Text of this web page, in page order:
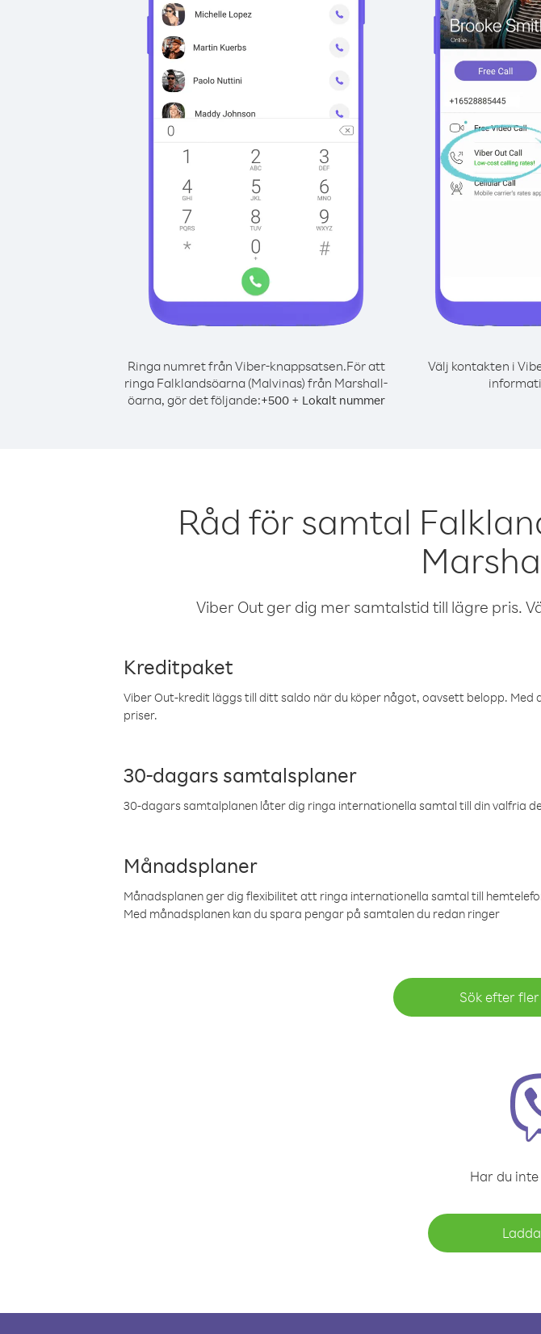
Ringa numret från Viber-knappsatsen.För att
ringa Falklandsöarna (Malvinas) från Marshall-
öarna, gör det följande:+500+ Lokalt nummer
Välj kontakten i
Råd för samtal
Viber Out ger dig mer samtalstid till lägre pris.
Kreditpaket
Viber Out-kredit läggs till ditt saldo när du köper något, oavsett belopp. Med
priser.
30-dagars samtalsplaner
30-dagars samtalplanen låter dig ringa internationella samtal till din valfria
Månadsplaner
Månadsplanen ger dig flexibilitet att ringa internationella samtal till
Med månadsplanen kan du spara pengar på samtalen du redan ringer
Sök efter
Har du